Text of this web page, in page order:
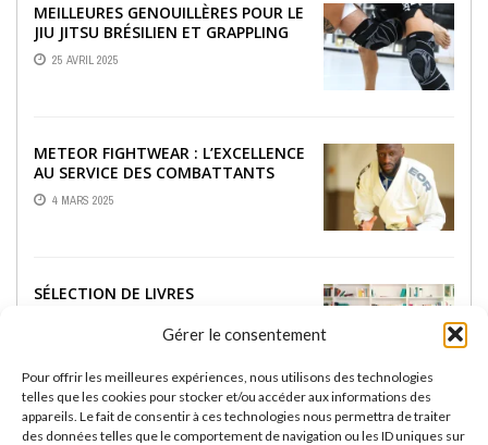
Gérer le consentement
Pour offrir les meilleures expériences, nous utilisons des technologies
telles que les cookies pour stocker et/ou accéder aux informations des
appareils. Le fait de consentir à ces technologies nous permettra de traiter
des données telles que le comportement de navigation ou les ID uniques sur
MEILLEURES GENOUILLÈRES POUR LE
JIU JITSU BRÉSILIEN ET GRAPPLING
25 AVRIL 2025
METEOR FIGHTWEAR : L’EXCELLENCE
AU SERVICE DES COMBATTANTS
4 MARS 2025
SÉLECTION DE LIVRES
RASHGUARDS RASHU :